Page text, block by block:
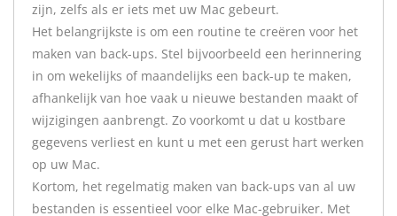
zijn, zelfs als er iets met uw Mac gebeurt.
Het belangrijkste is om een routine te creëren voor het
maken van back-ups. Stel bijvoorbeeld een herinnering
in om wekelijks of maandelijks een back-up te maken,
afhankelijk van hoe vaak u nieuwe bestanden maakt of
wijzigingen aanbrengt. Zo voorkomt u dat u kostbare
gegevens verliest en kunt u met een gerust hart werken
op uw Mac.
Kortom, het regelmatig maken van back-ups van al uw
bestanden is essentieel voor elke Mac-gebruiker. Met